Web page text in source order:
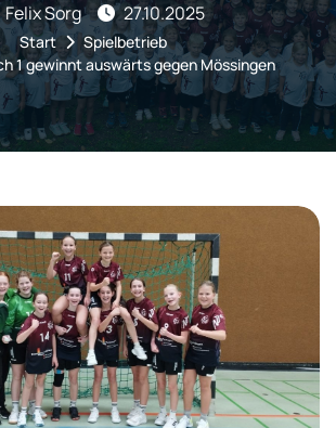
Felix Sorg 27.10.2025
Start
Spielbetrieb
1 gewinnt auswärts gegen Mössingen